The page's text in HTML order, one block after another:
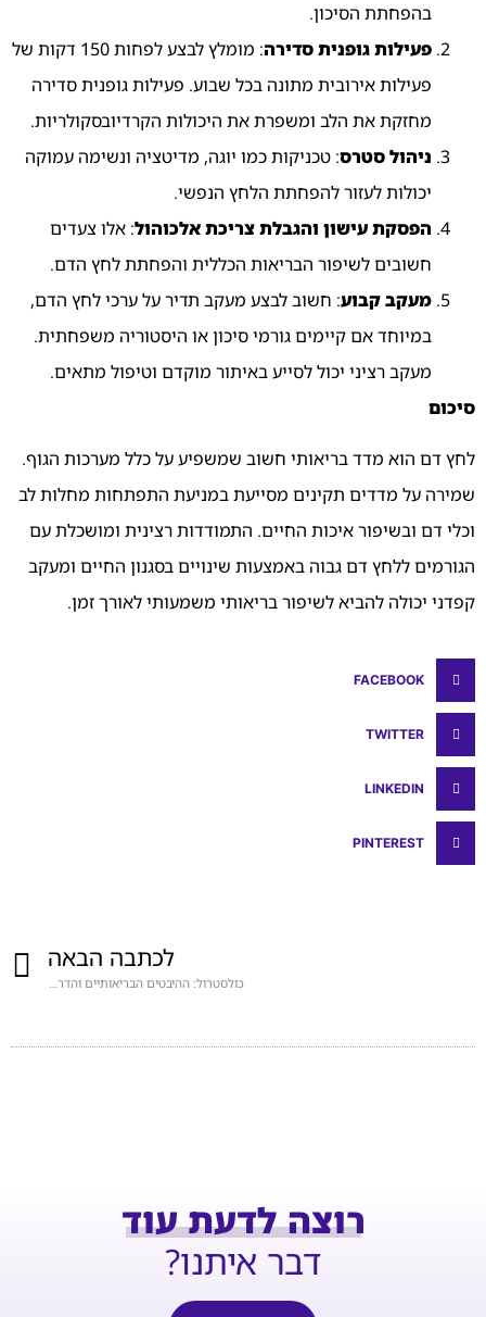
בהפחתת הסיכון.
פעילותגופניתסדירה: מומלץלבצעלפחות150 דקות של
פעילותאירובית מתונה בכל שבוע. פעילותגופניתסדירה
מחזקתאת הלב ומשפרתאת היכולות הקרדיובסקולריות.
ניהולסטרס: טכניקותכמו יוגה, מדיטציה ונשימה עמוקה
יכולותלעזורלהפחתת הלחץ הנפשי.
הפסקתעישון והגבלתצריכתאלכוהול: אלו צעדים
חשוביםלשיפור הבריאות הכללית והפחתתלחץ הדם.
מעקבקבוע: חשובלבצע מעקב תדירעלערכילחץ הדם,
במיוחדאםקיימיםגורמיסיכוןאו היסטוריה משפחתית.
מעקברציני יכוללסייעבאיתור מוקדם וטיפול מתאים.
סיכום
לחץ דם הוא מדדבריאותי חשוב שמשפיעעלכלל מערכות הגוף.
שמירה על מדדים תקינים מסייעתבמניעת התפתחות מחלותלב
וכלי דם ובשיפוראיכות החיים. התמודדותרצינית ומושכלתעם
הגורמיםללחץ דםגבוה באמצעות שינוייםבסגנון החיים ומעקב
קפדני יכולה להביאלשיפורבריאותי משמעותילאורךזמן.
FACEBOOK
TWITTER
LINKEDIN
PINTEREST
לכתבה הבאה
רוצה לדעת עוד
דבר איתנו?